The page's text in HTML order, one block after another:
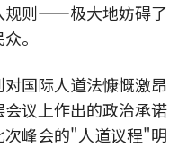
规则——极大地妨碍了
。
国际人道法慷慨激昂
议上作出的政治承诺
次峰会的"人道议程"明